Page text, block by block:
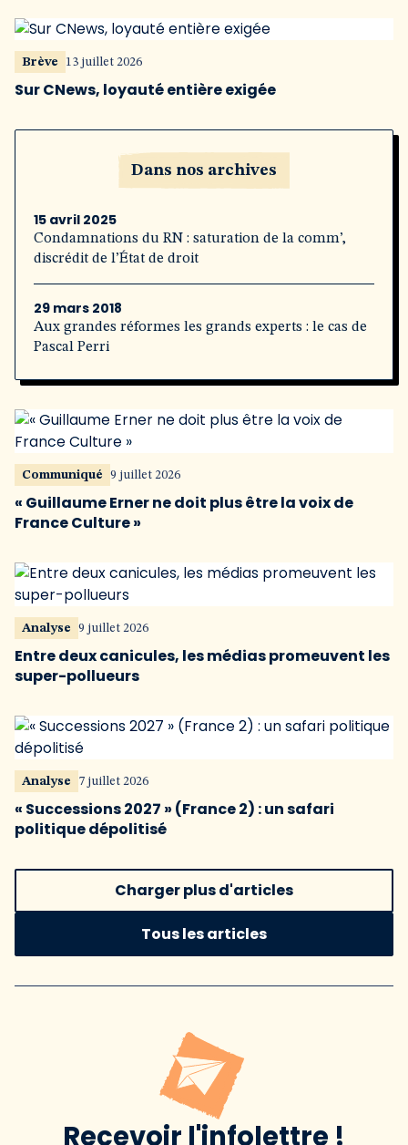
Brève 13 juillet 2026
Sur CNews, loyauté entière exigée
Dans nos archives
15 avril 2025
Condamnations du RN : saturation de la comm’,
discrédit de l’État de droit
29 mars 2018
Aux grandes réformes les grands experts : le cas de
Pascal Perri
Communiqué 9 juillet 2026
« Guillaume Erner ne doit plus être la voix de
France Culture »
Analyse 9 juillet 2026
Entre deux canicules, les médias promeuvent les
super-pollueurs
Analyse 7 juillet 2026
« Successions 2027 » (France 2) : un safari
politique dépolitisé
Charger plus d'articles
Tous les articles
Recevoir l'infolettre !